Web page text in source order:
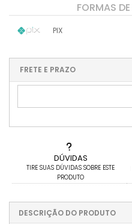
DÚVIDAS
TIRE SUAS DÚVIDAS SOBRE ESTE
PRODUTO
FORMAS
PIX
...
FRETE E PRAZO
DESCRIÇÃO DO PRODUTO